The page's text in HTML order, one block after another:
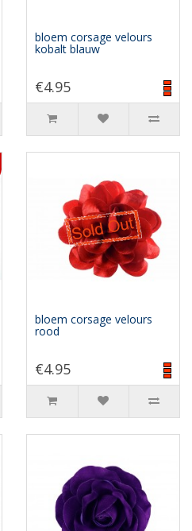
bloem corsage velours
kobalt blauw
€4.95
bloem corsage velours
rood
€4.95